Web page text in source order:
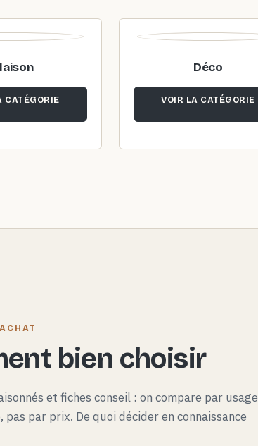
CATÉGORIE
Déco
VOIR LA CATÉGORIE
bien choisir
et fiches conseil : on compare par usage
par prix. De quoi décider en connaissance